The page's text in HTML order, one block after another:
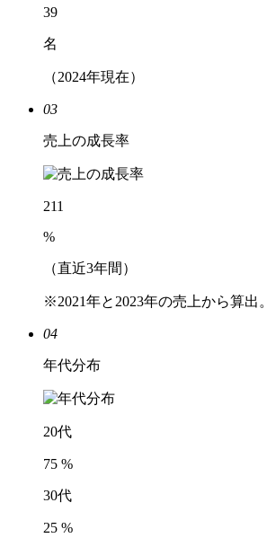
39
名
（2024年現在）
03
売上の成長率
211
%
（直近3年間）
※2021年と2023年の売上から算出。
04
年代分布
20代
75 %
30代
25 %